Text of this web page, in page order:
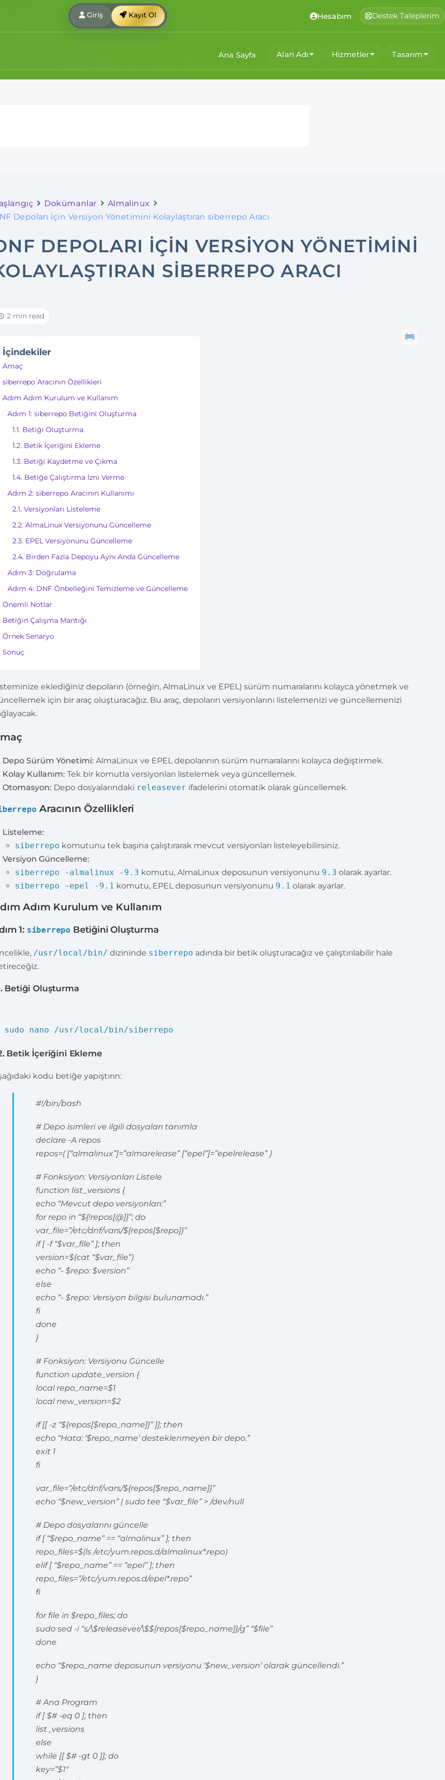
Giriş Kayıt Ol Hesabım Destek Taleplerim
Ana Sayfa Alan Adı Hizmetler Tasarım
Dokümanlar
Almalinux
Depoları İçin Versiyon Yönetimini Kolaylaştıran siberrepo Aracı
DEPOLARI İÇIN VERSIYON YÖNETIMINI
SIBERREPO ARACI
2 min read
İçindekiler
Amaç
siberrepo Aracının Özellikleri
Adım Adım Kurulum ve Kullanım
Adım 1: siberrepo Betiğini Oluşturma
1.1. Betiği Oluşturma
1.2. Betik İçeriğini Ekleme
1.3. Betiği Kaydetme ve Çıkma
1.4. Betiğe Çalıştırma İzni Verme
Adım 2: siberrepo Aracının Kullanımı
2.1. Versiyonları Listeleme
2.2. AlmaLinux Versiyonunu Güncelleme
2.3. EPEL Versiyonunu Güncelleme
2.4. Birden Fazla Depoyu Aynı Anda Güncelleme
Adım 3: Doğrulama
Adım 4: DNF Önbelleğini Temizleme ve Güncelleme
Önemli Notlar
Betiğin Çalışma Mantığı
Örnek Senaryo
Sonuç
eklediğiniz depoların (örneğin, AlmaLinux ve EPEL) sürüm numaralarını kolayca yönetmek ve
için bir araç oluşturacağız. Bu araç, depoların versiyonlarını listelemenizi ve güncellemenizi
Depo Sürüm Yönetimi: AlmaLinux ve EPEL depolarının sürüm numaralarını kolayca değiştirmek.
Kolay Kullanım: Tek bir komutla versiyonları listelemek veya güncellemek.
Otomasyon: Depo dosyalarındaki releasever ifadelerini otomatik olarak güncellemek.
Aracının Özellikleri
Listeleme:
siberrepo komutunu tek başına çalıştırarak mevcut versiyonları listeleyebilirsiniz.
Versiyon Güncelleme:
siberrepo -almalinux -9.3 komutu, AlmaLinux deposunun versiyonunu 9.3 olarak ayarlar.
siberrepo -epel -9.1 komutu, EPEL deposunun versiyonunu 9.1 olarak ayarlar.
Adım Kurulum ve Kullanım
1: siberrepo Betiğini Oluşturma
/usr/local/bin/ dizininde siberrepo adında bir betik oluşturacağız ve çalıştırılabilir hale
Betiği Oluşturma
sudo nano /usr/local/bin/siberrepo
Betik İçeriğini Ekleme
kodu betiğe yapıştırın:
#!/bin/bash
# Depo isimleri ve ilgili dosyaları tanımla
declare -A repos
repos=( [“almalinux”]=”almarelease” [“epel”]=”epelrelease” )
# Fonksiyon: Versiyonları Listele
function list_versions {
echo “Mevcut depo versiyonları:”
for repo in “${!repos[@]}”; do
var_file=”/etc/dnf/vars/${repos[$repo]}”
if [ -f “$var_file” ]; then
version=$(cat “$var_file”)
echo “- $repo: $version”
else
echo “- $repo: Versiyon bilgisi bulunamadı.”
fi
done
}
# Fonksiyon: Versiyonu Güncelle
function update_version {
local repo_name=$1
local new_version=$2
if [[ -z “${repos[$repo_name]}” ]]; then
echo “Hata: ‘$repo_name’ desteklenmeyen bir depo.”
exit 1
fi
var_file=”/etc/dnf/vars/${repos[$repo_name]}”
echo “$new_version” | sudo tee “$var_file” > /dev/null
# Depo dosyalarını güncelle
if [ “$repo_name” == “almalinux” ]; then
repo_files=$(ls /etc/yum.repos.d/almalinux*.repo)
elif [ “$repo_name” == “epel” ]; then
repo_files=”/etc/yum.repos.d/epel*.repo”
fi
for file in $repo_files; do
sudo sed -i “s/\$releasever/\$${repos[$repo_name]}/g” “$file”
done
echo “$repo_name deposunun versiyonu ‘$new_version’ olarak güncellendi.”
}
# Ana Program
if [ $# -eq 0 ]; then
list_versions
else
while [[ $# -gt 0 ]]; do
key=”$1″